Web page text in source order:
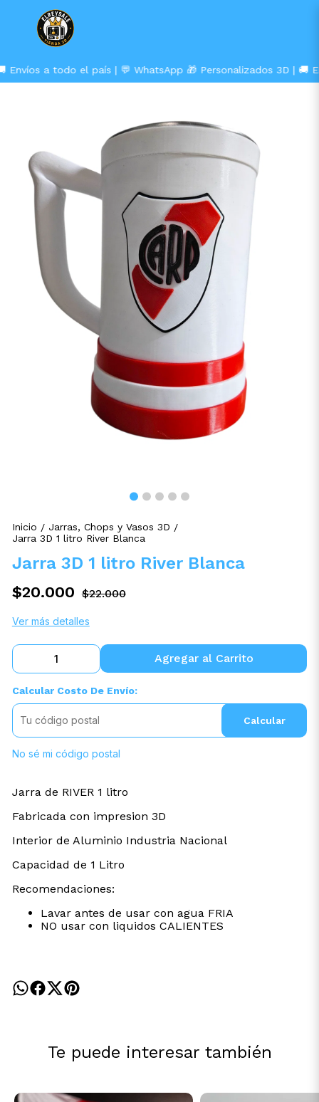
a todo el país | 💬 WhatsApp 🎁 Personalizados 3D | 🚚
Inicio / Jarras, Chops y Vasos 3D /
Jarra 3D 1 litro River Blanca
Jarra 3D 1 litro River Blanca
$20.000 $22.000
Ver más detalles
Agregar al Carrito
Calcular Costo De Envío:
Calcular
No sé mi código postal
Jarra de RIVER 1 litro
Fabricada con impresion 3D
Interior de Aluminio Industria Nacional
Capacidad de 1 Litro
Recomendaciones:
Lavar antes de usar con agua FRIA
NO usar con liquidos CALIENTES
Te puede interesar también